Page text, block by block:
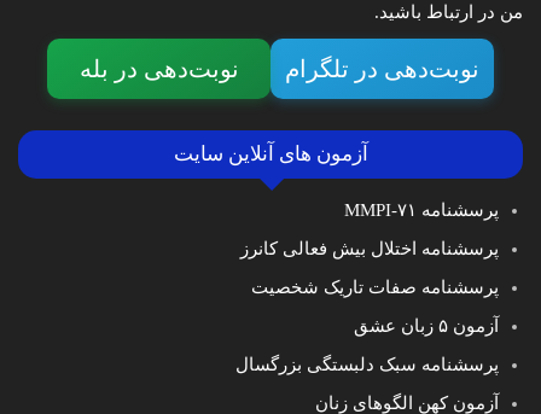
من در ارتباط باشید.
نوبت‌دهی در تلگرام نوبت‌دهی در بله
آزمون های آنلاین سایت
پرسشنامه MMPI-۷۱
پرسشنامه اختلال بیش فعالی کانرز
پرسشنامه صفات تاریک شخصیت
آزمون ۵ زبان عشق
پرسشنامه سبک دلبستگی بزرگسال
آزمون کهن الگوهای زنان